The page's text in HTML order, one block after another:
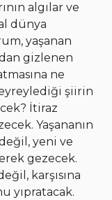
algılar ve
dünya
yaşanan
gizlenen
ne
şiirin
İtiraz
Yaşananın
yeni ve
gezecek.
karşısına
yıpratacak.